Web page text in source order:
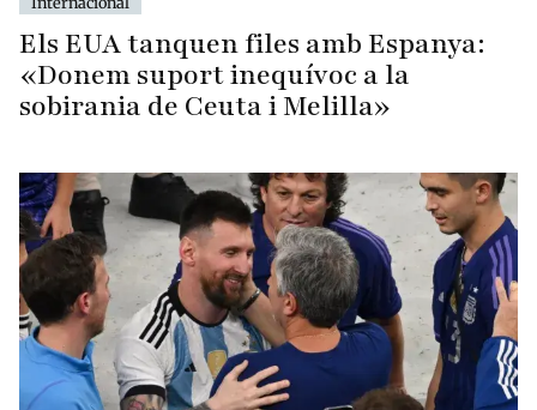
Els EUA tanquen files amb Espanya:
«Donem suport inequívoc a la
sobirania de Ceuta i Melilla»